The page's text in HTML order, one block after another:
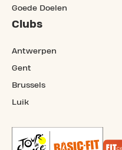
Goede Doelen
Clubs
Antwerpen
Gent
Brussels
Luik